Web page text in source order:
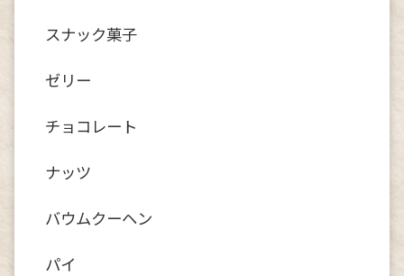
スナック菓子
ゼリー
チョコレート
ナッツ
バウムクーヘン
パイ